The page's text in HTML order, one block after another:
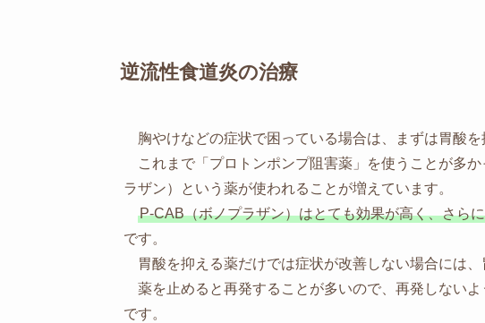
逆流性食道炎の治療
胸やけなどの症状で困っている場合は、まずは胃酸を
これまで「プロトンポンプ阻害薬」を使うことが多
ラザン）という薬が使われることが増えています。
P-CAB（ボノプラザン）はとても効果が高く、さら
です。
胃酸を抑える薬だけでは症状が改善しない場合には、
薬を止めると再発することが多いので、再発しないよ
です。